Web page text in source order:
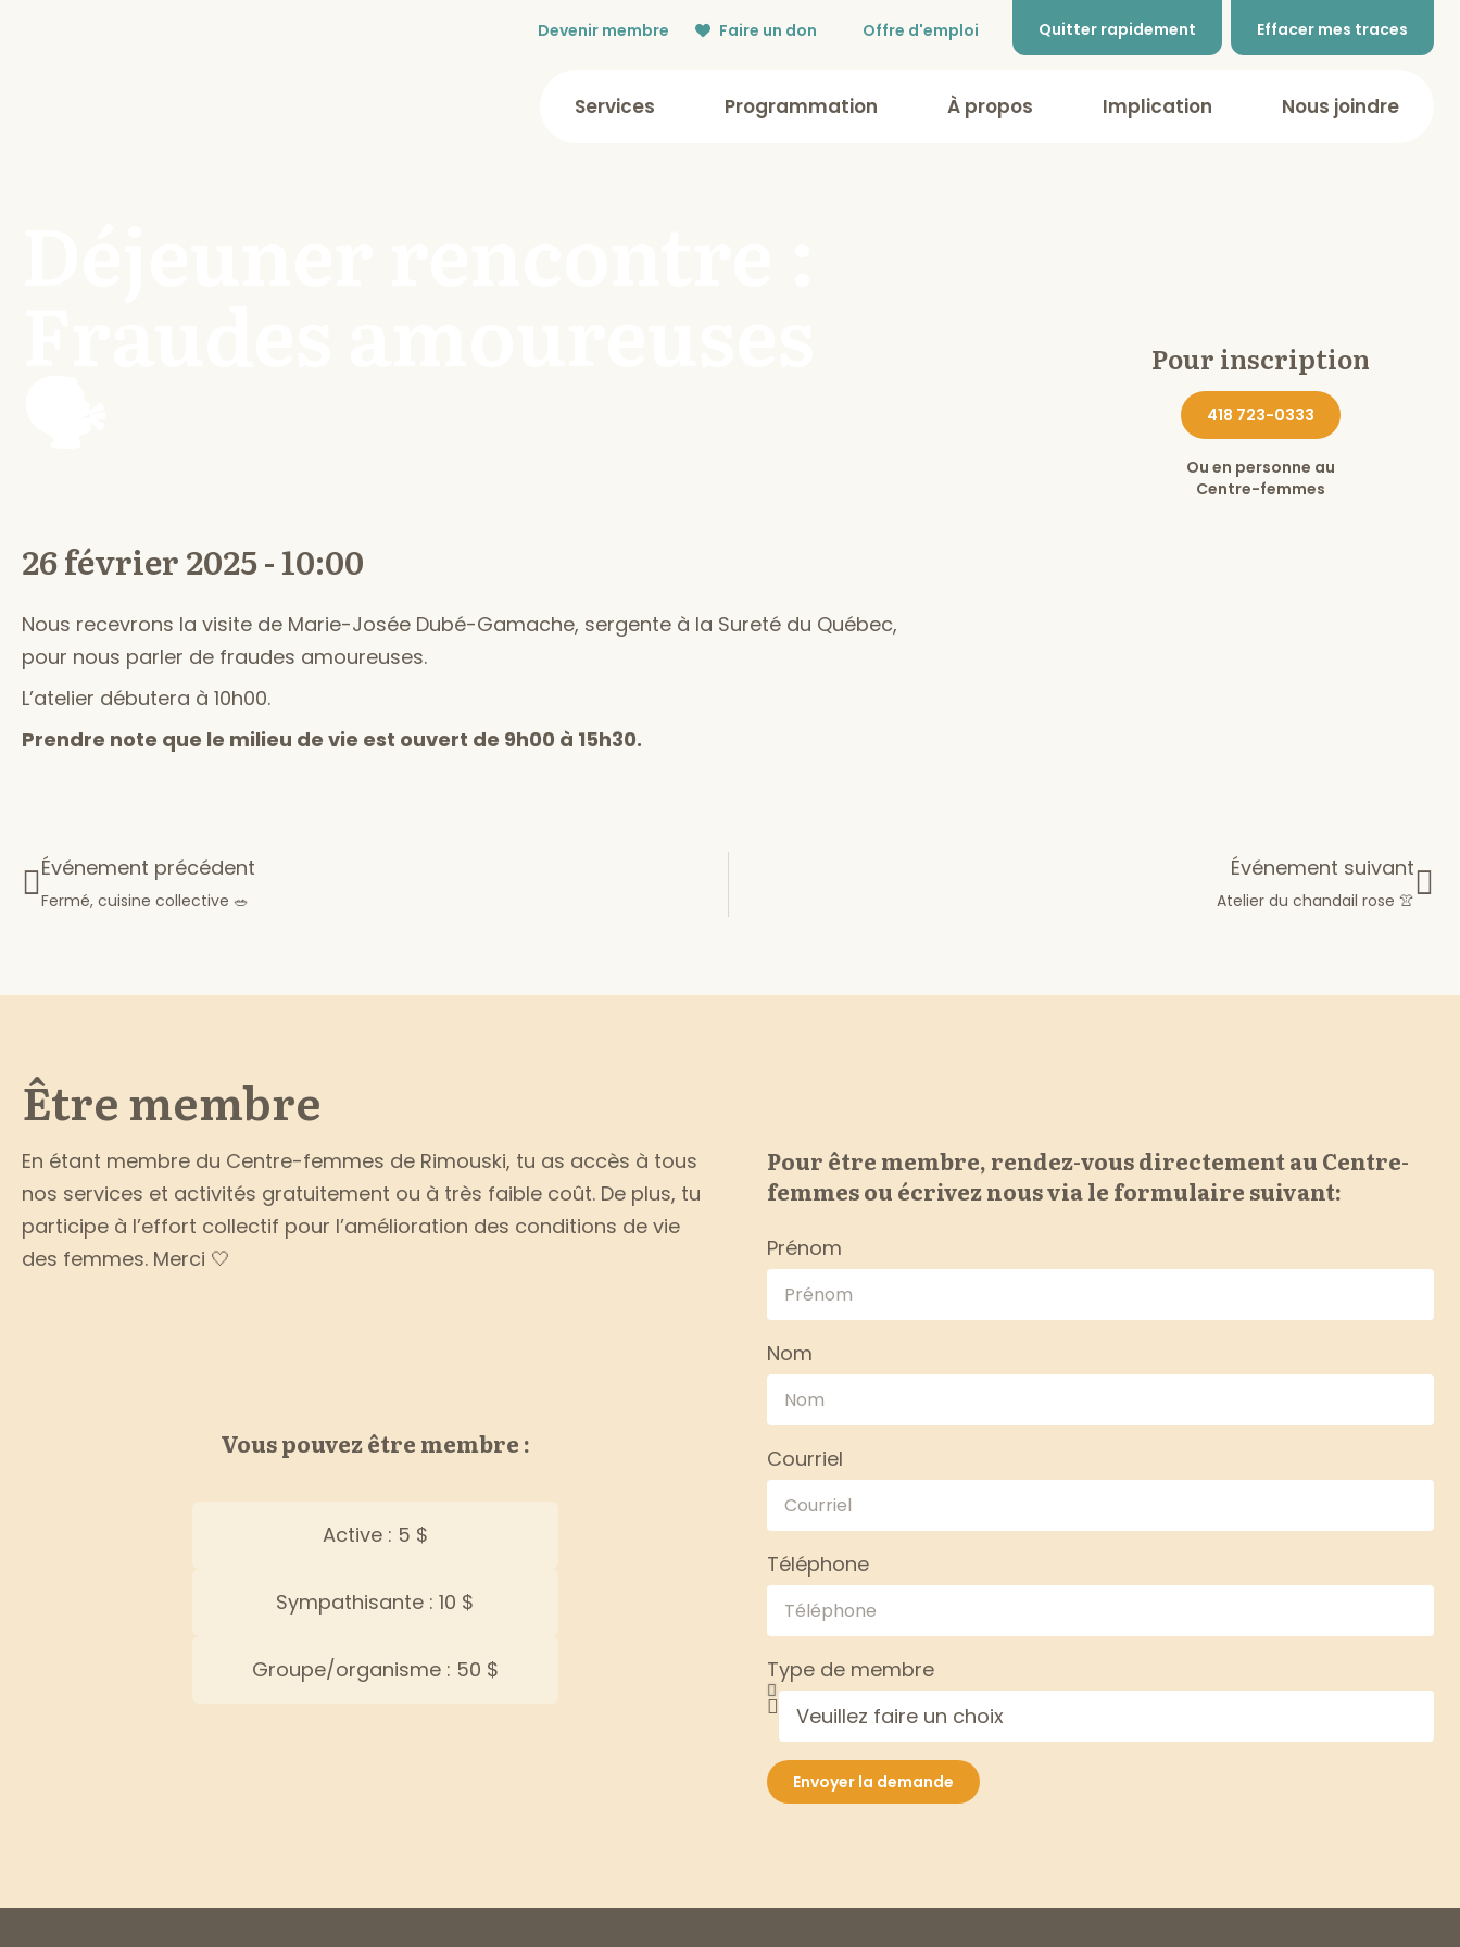
Devenir membre Faire un don Offre d'emploi Quitter rapidement Effacer mes traces
Services Programmation À propos Implication Nous joindre
Pour inscription
418 723-0333
Ou en personne au
Centre-femmes
26 février 2025 - 10:00
Nous recevrons la visite de Marie-Josée Dubé-Gamache, sergente à la Sureté du Québec,
pour nous parler de fraudes amoureuses.
L’atelier débutera à 10h00.
Prendre note que le milieu de vie est ouvert de 9h00 à 15h30.
Événement précédent
Fermé, cuisine collective 🥗
Événement suivant
Atelier du chandail rose 👚
Être membre
En étant membre du Centre-femmes de Rimouski, tu as accès à tous
nos services et activités gratuitement ou à très faible coût. De plus, tu
participe à l’effort collectif pour l’amélioration des conditions de vie
des femmes. Merci 🤍
Vous pouvez être membre :
Active : 5 $
Sympathisante : 10 $
Groupe/organisme : 50 $
Pour être membre, rendez-vous directement au Centre-
femmes ou écrivez nous via le formulaire suivant:
Prénom
Nom
Courriel
Téléphone
Type de membre
Envoyer la demande